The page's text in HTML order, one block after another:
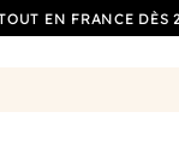
EN FRANCE DÈS